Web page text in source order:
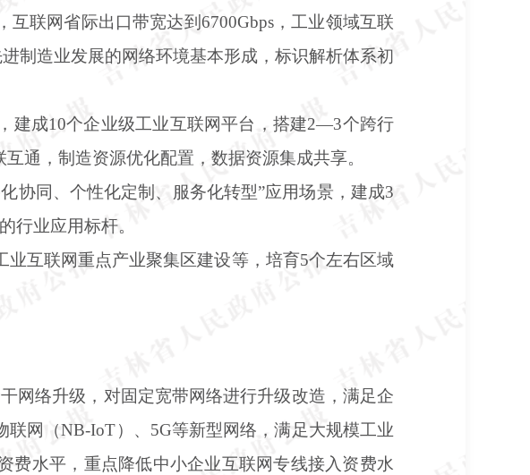
联网省际出口带宽达到6700Gbps，工业领域互联
制造业发展的网络环境基本形成，标识解析体系初
成10个企业级工业互联网平台，搭建2—3个跨行
通，制造资源优化配置，数据资源集成共享。
同、个性化定制、服务化转型”应用场景，建成3
行业应用标杆。
互联网重点产业聚集区建设等，培育5个左右区域
网络升级，对固定宽带网络进行升级改造，满足企
网（NB-IoT）、5G等新型网络，满足大规模工业
费水平，重点降低中小企业互联网专线接入资费水